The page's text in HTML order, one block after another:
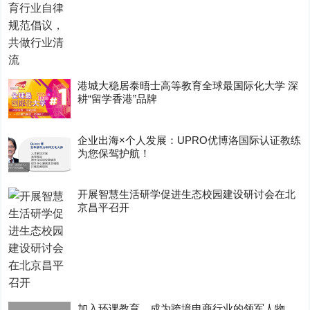
港城大稳居泰晤士高等教育全球最国际化大学 深
耕“留学香港”品牌
企业出海×个人发展：UPRO优博洛国际认证教练
为您保驾护航！
开展智慧生活研学促进生态校园建设研讨会在北
京昌平召开